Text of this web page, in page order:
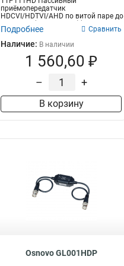
приёмопередатчик
HDCVI/HDTVI/AHD по витой паре до
400/500м(HDCVI/720p)(в пар...
Подробнее Сравнить
Наличие: В наличии
1 560,60 ₽
– +
В корзину
Osnovo GL001HDP